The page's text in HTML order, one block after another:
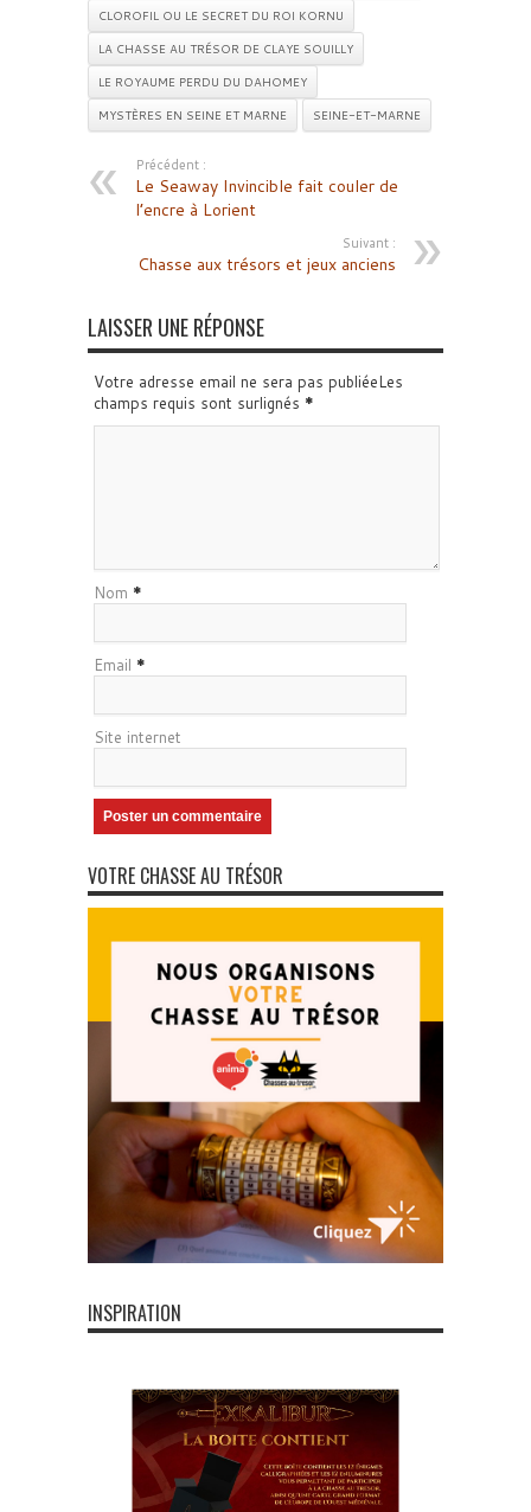
CLOROFIL OU LE SECRET DU ROI KORNU
LA CHASSE AU TRÉSOR DE CLAYE SOUILLY
LE ROYAUME PERDU DU DAHOMEY
MYSTÈRES EN SEINE ET MARNE
SEINE-ET-MARNE
Précédent :
Le Seaway Invincible fait couler de
l’encre à Lorient
Suivant :
Chasse aux trésors et jeux anciens
LAISSER UNE RÉPONSE
Votre adresse email ne sera pas publiéeLes
champs requis sont surlignés *
Nom *
Email *
Site internet
VOTRE CHASSE AU TRÉSOR
INSPIRATION